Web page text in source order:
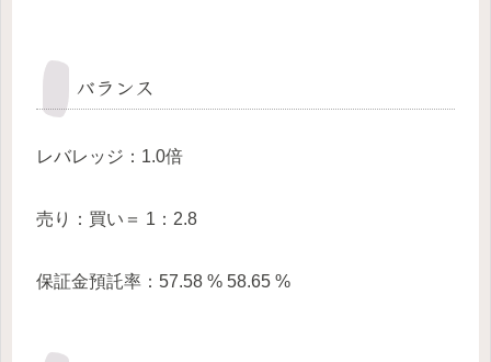
バランス
レバレッジ：1.0倍
売り：買い＝ 1：2.8
保証金預託率：57.58 % 58.65 %